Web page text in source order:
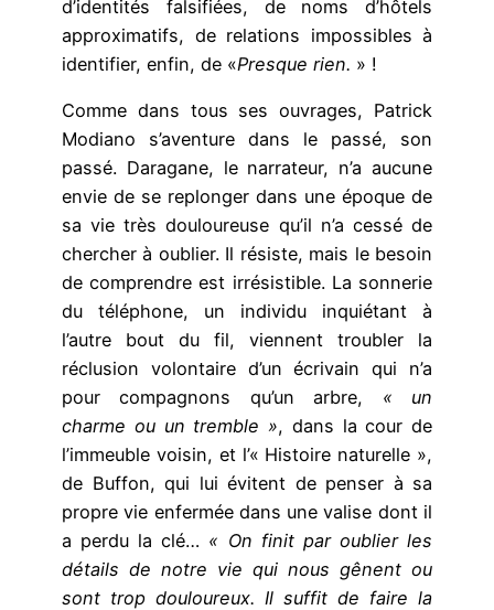
d’identités falsifiées, de noms d’hôtels
approximatifs, de relations impossibles à
identifier, enfin, de «Presque rien. » !
Comme dans tous ses ouvrages, Patrick
Modiano s’aventure dans le passé, son
passé. Daragane, le narrateur, n’a aucune
envie de se replonger dans une époque de
sa vie très douloureuse qu’il n’a cessé de
chercher à oublier. Il résiste, mais le besoin
de comprendre est irrésistible. La sonnerie
du téléphone, un individu inquiétant à
l’autre bout du fil, viennent troubler la
réclusion volontaire d’un écrivain qui n’a
pour compagnons qu’un arbre, « un
charme ou un tremble », dans la cour de
l’immeuble voisin, et l’« Histoire naturelle »,
de Buffon, qui lui évitent de penser à sa
propre vie enfermée dans une valise dont il
a perdu la clé… « On finit par oublier les
détails de notre vie qui nous gênent ou
sont trop douloureux. Il suffit de faire la